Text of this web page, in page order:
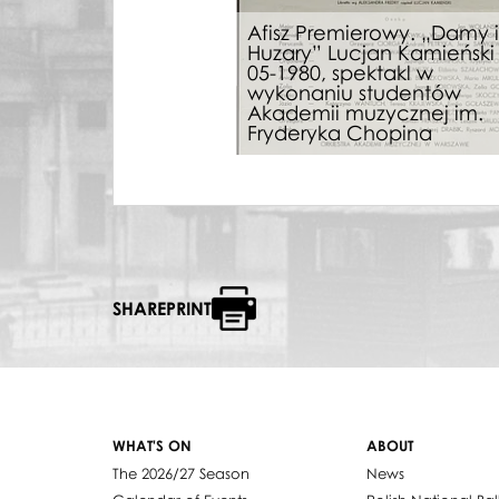
Afisz Premierowy. „Damy i
Huzary” Lucjan Kamieński
05-1980, spektakl w
wykonaniu studentów
Akademii muzycznej im.
Fryderyka Chopina
SHAREPRINT
WHAT'S ON
The 2026/27 Season
ABOUT
News